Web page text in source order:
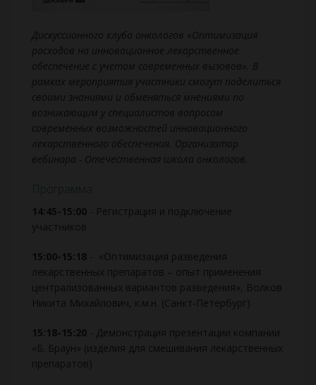
Дискуссионного клуба онкологов «Оптимизация
расходов на инновационное лекарственное
обеспечение с учетом современных вызовов». В
рамках мероприятия участники смогут поделиться
своими знаниями и обменяться мнениями по
возникающим у специалистов вопросам
современных возможностей инновационного
лекарственного обеспечения. Организатор
вебинара - Отечественная школа онкологов.
Программа:
14:45-15:00 - Регистрация и подключение
участников
15:00-15:18 - «Оптимизация разведения
лекарственных препаратов – опыт применения
централизованных вариантов разведения», Волков
Никита Михайлович, к.м.н. (Санкт-Петербург)
15:18-15:20 - Демонстрация презентации компании
«Б. Браун» (изделия для смешивания лекарственных
препаратов)